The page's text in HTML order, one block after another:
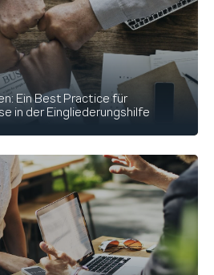
Ein Best Practice für
in der Eingliederungshilfe